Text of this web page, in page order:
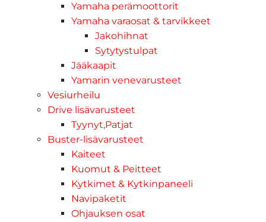
Yamaha perämoottorit
Yamaha varaosat & tarvikkeet
Jakohihnat
Sytytystulpat
Jääkaapit
Yamarin venevarusteet
Vesiurheilu
Drive lisävarusteet
Tyynyt,Patjat
Buster-lisävarusteet
Kaiteet
Kuomut & Peitteet
Kytkimet & Kytkinpaneeli
Navipaketit
Ohjauksen osat